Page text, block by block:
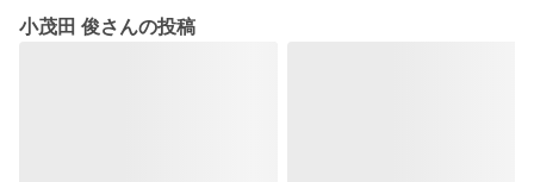
小茂田 俊さんの投稿